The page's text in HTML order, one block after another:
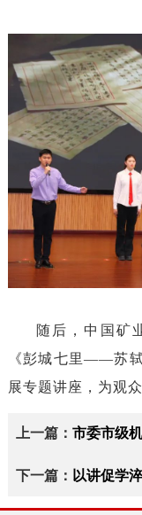
随后，中国矿
《彭城七里——苏
展专题讲座，为观
上一篇： 市委市级
下一篇： 以讲促学淬党性 以